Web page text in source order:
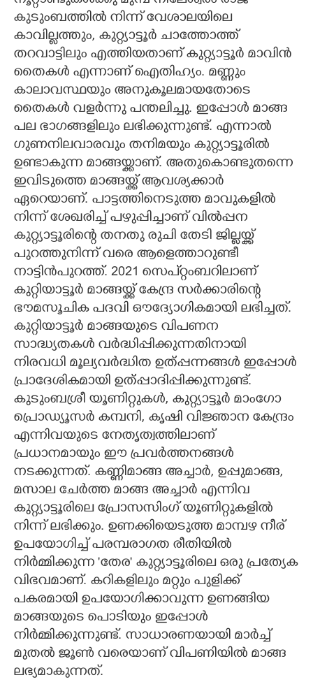
കുടുംബത്തിൽ നിന്ന് വേശാലയിലെ
കാവില്ലത്തും, കുറ്റ്യാട്ടൂർ ചാത്തോത്ത്
തറവാട്ടിലും എത്തിയതാണ് കുറ്റ്യാട്ടൂർ മാവിൻ
തൈകൾ എന്നാണ് ഐതിഹ്യം. മണ്ണും
കാലാവസ്ഥയും അനുകൂലമായതോടെ
തൈകൾ വളർന്നു പന്തലിച്ചു. ഇപ്പോൾ മാങ്ങ
പല ഭാഗങ്ങളിലും ലഭിക്കുന്നുണ്ട്. എന്നാൽ
ഗുണനിലവാരവും തനിമയും കുറ്റ്യാട്ടൂരിൽ
ഉണ്ടാകുന്ന മാങ്ങയ്ക്കാണ്. അതുകൊണ്ടുതന്നെ
ഇവിടുത്തെ മാങ്ങയ്ക്ക് ആവശ്യക്കാർ
ഏറെയാണ്. പാട്ടത്തിനെടുത്ത മാവുകളിൽ
നിന്ന് ശേഖരിച്ച് പഴുപ്പിച്ചാണ് വിൽപ്പന
കുറ്റ്യാട്ടൂരിന്റെ തനതു രുചി തേടി ജില്ലയ്ക്ക്
പുറത്തുനിന്ന് വരെ ആളെത്താറുണ്ടീ
നാട്ടിൻപുറത്ത്. 2021 സെപ്റ്റംബറിലാണ്
കുറ്റിയാട്ടൂർ മാങ്ങയ്ക്ക് കേന്ദ്ര സർക്കാരിന്റെ
ഭൗമസൂചിക പദവി ഔദ്യോഗികമായി ലഭിച്ചത്.
കുറ്റിയാട്ടൂർ മാങ്ങയുടെ വിപണന
സാദ്ധ്യതകൾ വർദ്ധിപ്പിക്കുന്നതിനായി
നിരവധി മൂല്യവർദ്ധിത ഉത്പ്പന്നങ്ങൾ ഇപ്പോൾ
പ്രാദേശികമായി ഉത്പ്പാദിപ്പിക്കുന്നുണ്ട്.
കുടുംബശ്രീ യൂണിറ്റുകൾ, കുറ്റ്യാട്ടൂർ മാംഗോ
പ്രൊഡ്യൂസർ കമ്പനി, കൃഷി വിജ്ഞാന കേന്ദ്രം
എന്നിവയുടെ നേതൃത്വത്തിലാണ്
പ്രധാനമായും ഈ പ്രവർത്തനങ്ങൾ
നടക്കുന്നത്. കണ്ണിമാങ്ങ അച്ചാർ, ഉപ്പുമാങ്ങ,
മസാല ചേർത്ത മാങ്ങ അച്ചാർ എന്നിവ
കുറ്റ്യാട്ടൂരിലെ പ്രോസസിംഗ് യൂണിറ്റുകളിൽ
നിന്ന് ലഭിക്കും. ഉണക്കിയെടുത്ത മാമ്പഴ നീര്
ഉപയോഗിച്ച് പരമ്പരാഗത രീതിയിൽ
നിർമ്മിക്കുന്ന 'തേര" കുറ്റ്യാട്ടൂരിലെ ഒരു പ്രത്യേക
വിഭവമാണ്. കറികളിലും മറ്റും പുളിക്ക്
പകരമായി ഉപയോഗിക്കാവുന്ന ഉണങ്ങിയ
മാങ്ങയുടെ പൊടിയും ഇപ്പോൾ
നിർമ്മിക്കുന്നുണ്ട്. സാധാരണയായി മാർച്ച്
മുതൽ ജൂൺ വരെയാണ് വിപണിയിൽ മാങ്ങ
ലഭ്യമാകുന്നത്.